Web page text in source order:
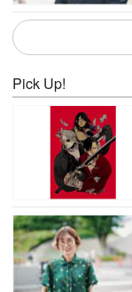
Pick Up!